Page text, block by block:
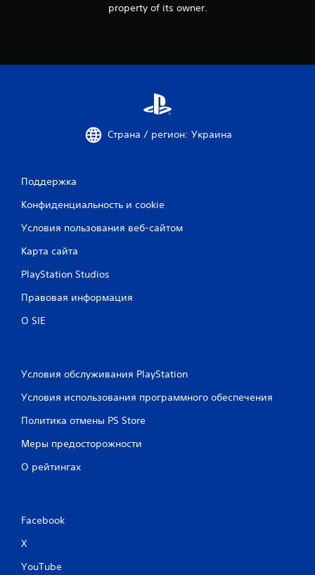
property of its owner.
Страна / регион: Украина
Поддержка
Конфиденциальность и cookie
Условия пользования веб-сайтом
Карта сайта
PlayStation Studios
Правовая информация
О SIE
Условия обслуживания PlayStation
Условия использования программного обеспечения
Политика отмены PS Store
Меры предосторожности
О рейтингах
Facebook
X
YouTube